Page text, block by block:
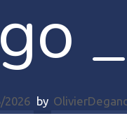
2026 by